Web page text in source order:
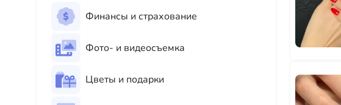
Финансы и страхование
Фото- и видеосъемка
Цветы и подарки